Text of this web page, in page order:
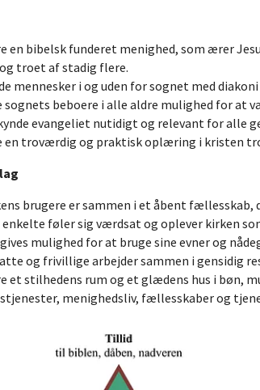
en bibelsk funderet menighed, som ærer
troet af stadig flere.
mennesker i og uden for sognet med
sognets beboere i alle aldre mulighed for at
evangeliet nutidigt og relevant for alle
en troværdig og praktisk oplæring i kristen
brugere er sammen i et åbent fællesskab,
enkelte føler sig værdsat og oplever kirken
mulighed for at bruge sine evner og
og frivillige arbejder sammen i gensidig
et stilhedens rum og et glædens hus i bøn,
menighedsliv, fællesskaber og